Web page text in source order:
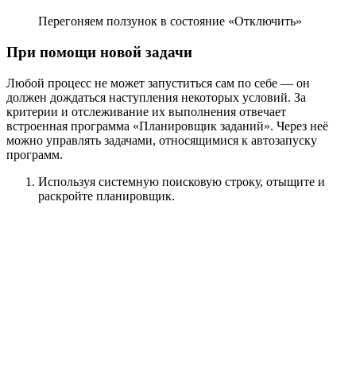
Перегоняем ползунок в состояние «Отключить»
При помощи новой задачи
Любой процесс не может запуститься сам по себе — он
должен дождаться наступления некоторых условий. За
критерии и отслеживание их выполнения отвечает
встроенная программа «Планировщик заданий». Через неё
можно управлять задачами, относящимися к автозапуску
программ.
Используя системную поисковую строку, отыщите и
раскройте планировщик.